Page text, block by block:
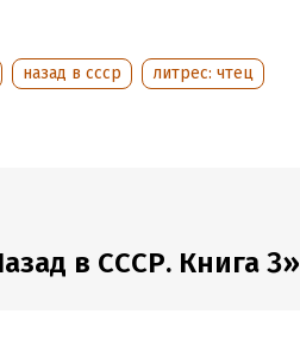
назад в ссср
литрес: чтец
в СССР. Книга 3»